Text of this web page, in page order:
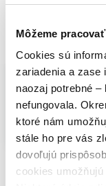
Môžeme
Cookies sú
zariadenia a zase
naozaj potrebné
nefungovala.
ktoré nám
stále ho pre vás
dovoľujú
cookies
Záložka magnetická Harry Potter Hedviga
3,80€